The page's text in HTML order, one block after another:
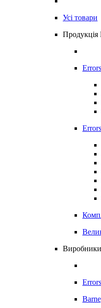
Усі товари
Продукція
Виробники